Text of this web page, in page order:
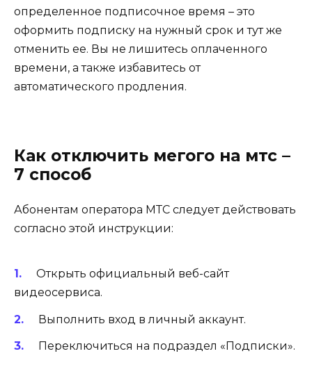
определенное подписочное время – это
оформить подписку на нужный срок и тут же
отменить ее. Вы не лишитесь оплаченного
времени, а также избавитесь от
автоматического продления.
Как отключить мегого на мтс –
7 способ
Абонентам оператора МТС следует действовать
согласно этой инструкции:
Открыть официальный веб-сайт
видеосервиса.
Выполнить вход в личный аккаунт.
Переключиться на подраздел «Подписки».